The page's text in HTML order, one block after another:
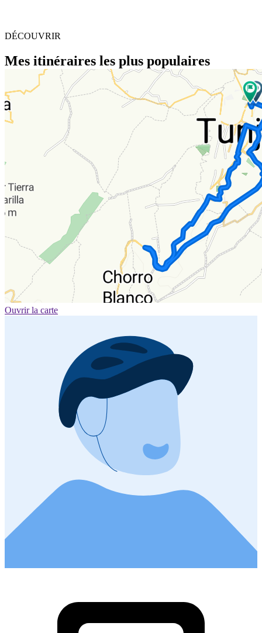
DÉCOUVRIR
Mes itinéraires les plus populaires
Ouvrir la carte